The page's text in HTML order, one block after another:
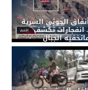
الحوثي السرية
انفجارات تكشف
الجبال